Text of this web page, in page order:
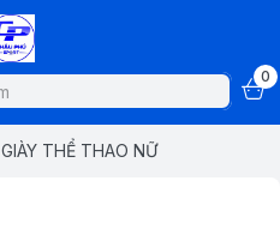
0
GIÀY THỂ THAO NỮ